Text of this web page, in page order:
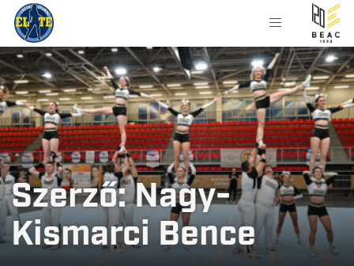
Szerző:Nagy-
Kismarci Bence